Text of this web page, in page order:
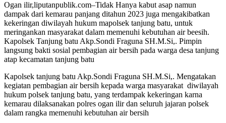
Ogan ilir,liputanpublik.com–Tidak Hanya kabut asap namun
dampak dari kemarau panjang ditahun 2023 juga mengakibatkan
kekeringan diwilayah hukum mapolsek tanjung batu, untuk
meringankan masyarakat dalam memenuhi kebutuhan air beesih.
Kapolsek Tanjung batu Akp.Sondi Fraguna SH.M.Si,. Pimpin
langsung bakti sosial pembagian air bersih pada warga desa tanjung
atap kecamatan tanjung batu
Kapolsek tanjung batu Akp.Sondi Fraguna SH.M.Si,. Mengatakan
kegiatan pembagian air bersih kepada warga masyarakat diwilayah
hukum polsek tanjung batu, yang terdampak kekeringan karna
kemarau dilaksanakan polres ogan ilir dan seluruh jajaran polsek
dalam rangka memenuhi kebutuhan air bersih